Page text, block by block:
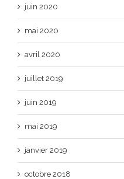
juin 2020
mai 2020
avril 2020
juillet 2019
juin 2019
mai 2019
janvier 2019
octobre 2018